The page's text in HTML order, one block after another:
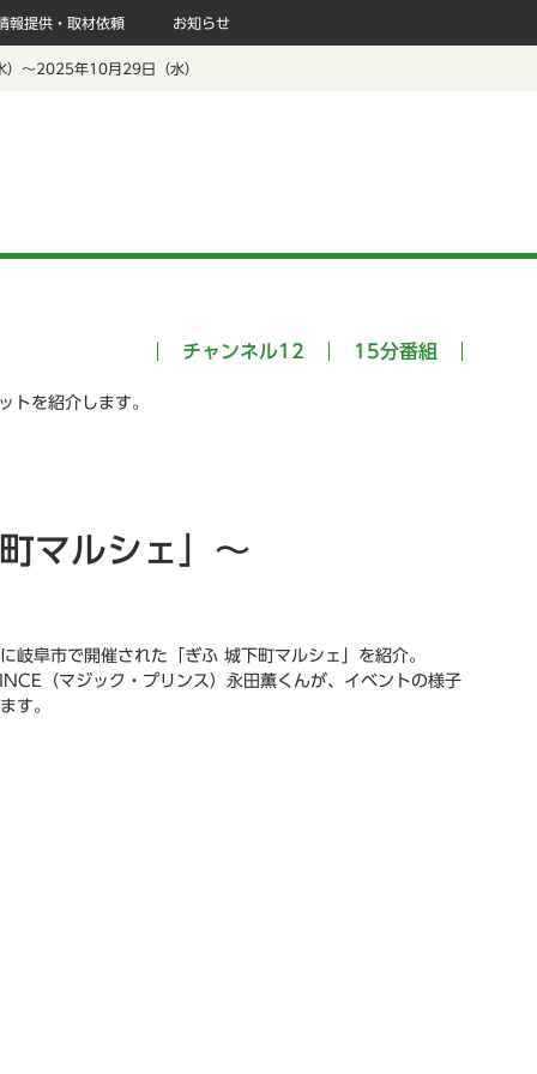
報提供・取材依頼 お知らせ
～2025年10月29日（水）
チャンネル12 15分番組
トを紹介します。
マルシェ」～
岐阜市で開催された「ぎふ 城下町マルシェ」を紹介。
（マジック・プリンス）永田薫くんが、イベントの様子
す。